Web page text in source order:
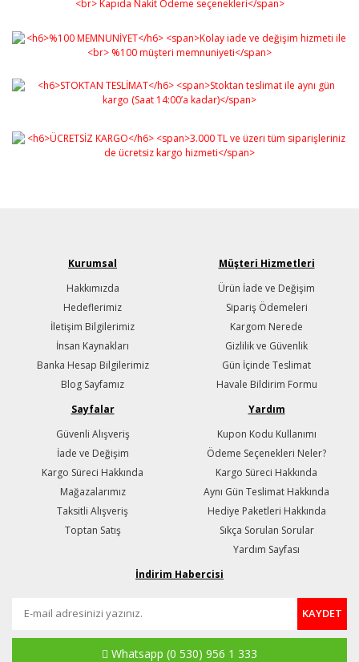
Kurumsal
Hakkımızda
Hedeflerimiz
İletişim Bilgilerimiz
İnsan Kaynakları
Banka Hesap Bilgilerimiz
Blog Sayfamız
Müşteri Hizmetleri
Ürün İade ve Değişim
Sipariş Ödemeleri
Kargom Nerede
Gizlilik ve Güvenlik
Gün İçinde Teslimat
Havale Bildirim Formu
Sayfalar
Güvenli Alışveriş
İade ve Değişim
Kargo Süreci Hakkında
Mağazalarımız
Taksitli Alışveriş
Toptan Satış
Yardım
Kupon Kodu Kullanımı
Ödeme Seçenekleri Neler?
Kargo Süreci Hakkında
Aynı Gün Teslimat Hakkında
Hediye Paketleri Hakkında
Sıkça Sorulan Sorular
Yardım Sayfası
İndirim Habercisi
KAYDET
Whatsapp (0 530) 956 1 333